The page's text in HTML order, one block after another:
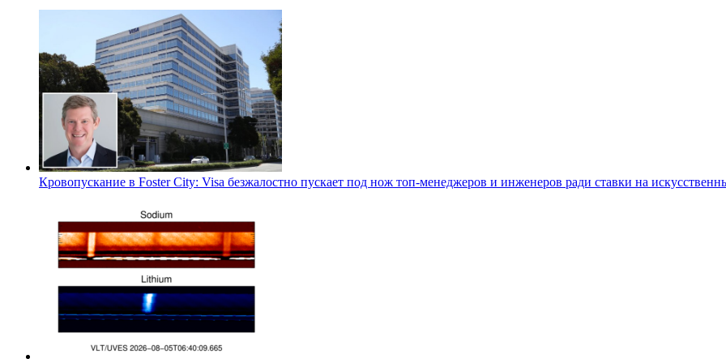
Кровопускание в Foster City: Visa безжалостно пускает под нож топ-менеджеров и инженеров ради ставки на